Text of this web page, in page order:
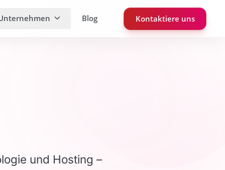
Blog Kontaktiere uns
und Hosting –